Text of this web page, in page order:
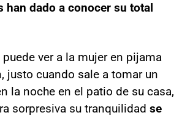
han dado a conocer su total
ver a la mujer en pijama
justo cuando sale a tomar un
la noche en el patio de su casa,
sorpresiva su tranquilidad se